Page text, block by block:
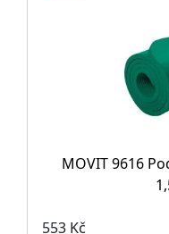
MOVIT 9616
553 Kč